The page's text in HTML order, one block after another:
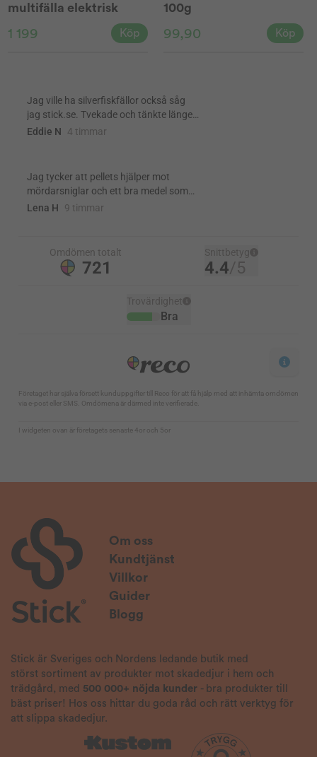
multifälla elektrisk
1 199 Köp
100g
99,90 Köp
Om oss
Kundtjänst
Villkor
Guider
Blogg
Stick är Sveriges och Nordens ledande butik med
störst sortiment av produkter mot skadedjur i hem och
trädgård, med 500 000+ nöjda kunder - bra produkter till
bäst priser! Hos oss hittar du goda råd och rätt verktyg för
att slippa skadedjur.